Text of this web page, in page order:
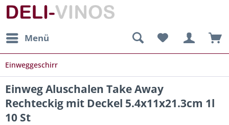
Menü
Einweggeschirr
Einweg Aluschalen Take Away
Rechteckig mit Deckel 5.4x11x21.3cm 1l
10 St